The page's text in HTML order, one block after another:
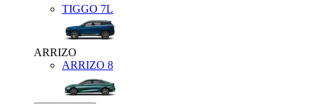
TIGGO 7L
ARRIZO
ARRIZO 8